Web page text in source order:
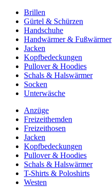
Brillen
Gürtel & Schürzen
Handschuhe
Handwärmer & Fußwärmer
Jacken
Kopfbedeckungen
Pullover & Hoodies
Schals & Halswärmer
Socken
Unterwäsche
Anzüge
Freizeithemden
Freizeithosen
Jacken
Kopfbedeckungen
Pullover & Hoodies
Schals & Halswärmer
T-Shirts & Poloshirts
Westen